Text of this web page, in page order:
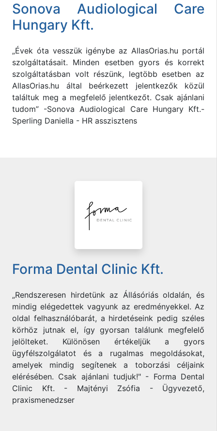
Sonova Audiological Care
Hungary Kft.
„Évek óta vesszük igénybe az AllasOrias.hu portál
szolgáltatásait. Minden esetben gyors és korrekt
szolgáltatásban volt részünk, legtöbb esetben az
AllasOrias.hu által beérkezett jelentkezők közül
találtuk meg a megfelelő jelentkezőt. Csak ajánlani
tudom” -Sonova Audiological Care Hungary Kft.-
Sperling Daniella - HR asszisztens
Forma Dental Clinic Kft.
„Rendszeresen hirdetünk az Állásóriás oldalán, és
mindig elégedettek vagyunk az eredményekkel. Az
oldal felhasználóbarát, a hirdetéseink pedig széles
körhöz jutnak el, így gyorsan találunk megfelelő
jelölteket. Különösen értékeljük a gyors
ügyfélszolgálatot és a rugalmas megoldásokat,
amelyek mindig segítenek a toborzási céljaink
elérésében. Csak ajánlani tudjuk!" - Forma Dental
Clinic Kft. - Majtényi Zsófia - Ügyvezető,
praxismenedzser